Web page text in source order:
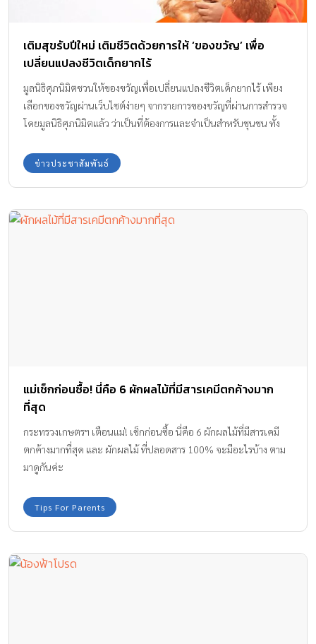
เติมสุขรับปีใหม่ เติมชีวิตด้วยการให้ ‘ของขวัญ’ เพื่อ
เปลี่ยนแปลงชีวิตเด็กยากไร้
มูลนิธิศุภนิมิตชวนให้ของขวัญเพื่อเปลี่ยนแปลงชีวิตเด็กยากไร้ เพียง
เลือกของขวัญผ่านเว็บไซต์ง่ายๆ จากรายการของขวัญที่ผ่านการสำรวจ
โดยมูลนิธิศุภนิมิตแล้ว ว่าเป็นที่ต้องการและจำเป็นสำหรับชุนชน ทั้ง
ข่าวประชาสัมพันธ์
แม่เช็กก่อนซื้อ! นี่คือ 6 ผักผลไม้ที่มีสารเคมีตกค้างมาก
ที่สุด
กระทรวงเกษตรฯ เตือนแม่! เช็กก่อนซื้อ นี่คือ 6 ผักผลไม้ที่มีสารเคมี
ตกค้างมากที่สุด และ ผักผลไม้ ที่ปลอดสาร 100% จะมีอะไรบ้าง ตาม
มาดูกันค่ะ
Tips For Parents